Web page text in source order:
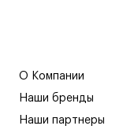
О Компании
Наши бренды
Наши партнеры